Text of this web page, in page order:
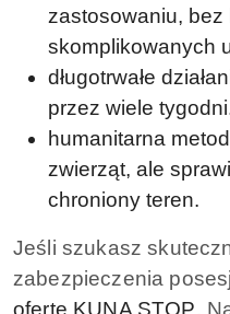
zastosowaniu,
skomplikowanych
długotrwałe
przez wiele
humanitarna
zwierząt, ale
chroniony teren.
Jeśli szukasz
zabezpieczenia